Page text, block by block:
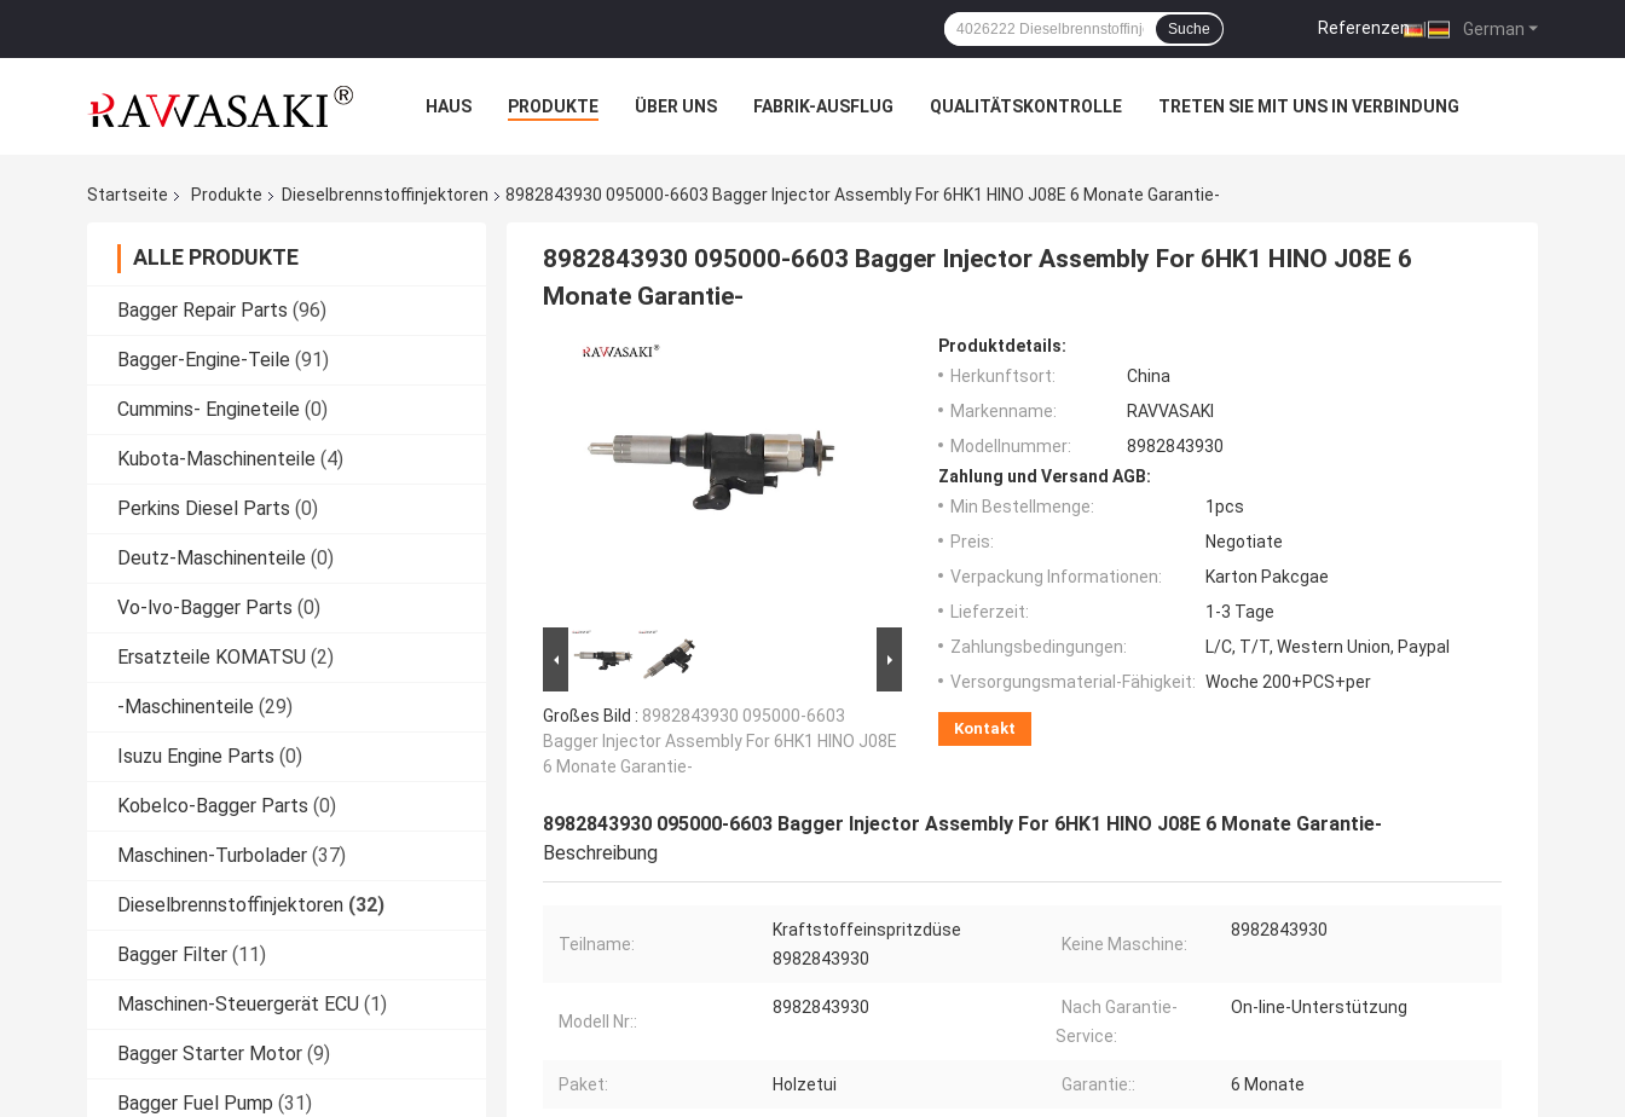
German
Referenzen |
Suche
HAUS PRODUKTE ÜBER UNS FABRIK-AUSFLUG QUALITÄTSKONTROLLE TRETEN SIE MIT UNS IN VERBINDUNG
Startseite
Produkte Dieselbrennstoffinjektoren 8982843930 095000-6603 Bagger Injector Assembly For 6HK1 HINO J08E 6 Monate Garantie-
ALLE PRODUKTE
Bagger Repair Parts (96)
Bagger-Engine-Teile (91)
Cummins- Engineteile (0)
Kubota-Maschinenteile (4)
Perkins Diesel Parts (0)
Deutz-Maschinenteile (0)
Vo-lvo-Bagger Parts (0)
Ersatzteile KOMATSU (2)
-Maschinenteile (29)
Isuzu Engine Parts (0)
Kobelco-Bagger Parts (0)
Maschinen-Turbolader (37)
Dieselbrennstoffinjektoren (32)
Bagger Filter (11)
Maschinen-Steuergerät ECU (1)
Bagger Starter Motor (9)
Bagger Fuel Pump (31)
8982843930 095000-6603 Bagger Injector Assembly For 6HK1 HINO J08E 6
Monate Garantie-
Großes Bild : 8982843930 095000-6603
Bagger Injector Assembly For 6HK1 HINO J08E
6 Monate Garantie-
Produktdetails:
Herkunftsort:
China
Markenname:
RAVVASAKI
Modellnummer:
8982843930
Zahlung und Versand AGB:
Min Bestellmenge:
1pcs
Preis:
Negotiate
Verpackung Informationen:
Karton Pakcgae
Lieferzeit:
1-3 Tage
Zahlungsbedingungen:
L/C, T/T, Western Union, Paypal
Versorgungsmaterial-Fähigkeit: Woche 200+PCS+per
Kontakt
8982843930 095000-6603 Bagger Injector Assembly For 6HK1 HINO J08E 6 Monate Garantie-
Beschreibung
Teilname:
Kraftstoffeinspritzdüse
8982843930
Keine Maschine:
8982843930
Modell Nr::
8982843930
Nach Garantie-
Service:
On-line-Unterstützung
Paket: Holzetui Garantie:: 6 Monate